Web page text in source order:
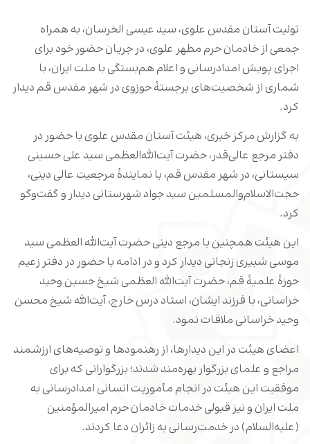
تولیت آستان مقدس علوی، سید عیسی الخرسان، به همراه
جمعی از خادمان حرم مطهر علوی، در جریان حضور خود برای
اجرای پویش امدادرسانی و اعلام هم‌بستگی با ملت ایران، با
شماری از شخصیت‌های برجستۀ حوزوی در شهر مقدس قم دیدار
کرد.
به گزارش مرکز خبری، هیئت آستان مقدس علوی با حضور در
دفتر مرجع عالی‌قدر، حضرت آیت‌الله‌العظمی سید علی حسینی
سیستانی، در شهر مقدس قم، با نمایندۀ مرجعیت عالی دینی،
حجت‌الاسلام‌والمسلمین سید جواد شهرستانی دیدار و گفت‌وگو
کرد.
این هیئت همچنین با مرجع دینی حضرت آیت‌الله العظمی سید
موسی شبیری زنجانی دیدار کرد و در ادامه با حضور در دفتر زعیم
حوزۀ علمیۀ قم، حضرت آیت‌الله العظمی شیخ حسین وحید
خراسانی، با فرزند ایشان، استاد درس خارج، آیت‌الله شیخ محسن
وحید خراسانی ملاقات نمود.
اعضای هیئت در این دیدارها، از رهنمودها و توصیه‌های ارزشمند
مراجع و علمای بزرگوار بهره‌مند شدند؛ بزرگوارانی که برای
موفقیت این هیئت در انجام مأموریت انسانی امدادرسانی به
ملت ایران و نیز قبولی خدمات خادمان حرم امیرالمؤمنین
(علیه‌السلام) در خدمت‌رسانی به زائران دعا کردند.